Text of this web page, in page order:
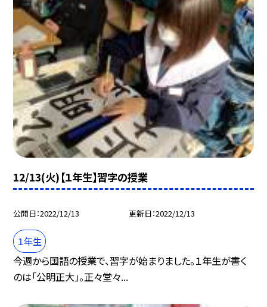
12/13(火)【１年生】習字の授業
公開日 2022/12/13 更新日 2022/12/13
１年生
今週から国語の授業で、習字が始まりました。１年生が書く
のは「公明正大」。正々堂々...